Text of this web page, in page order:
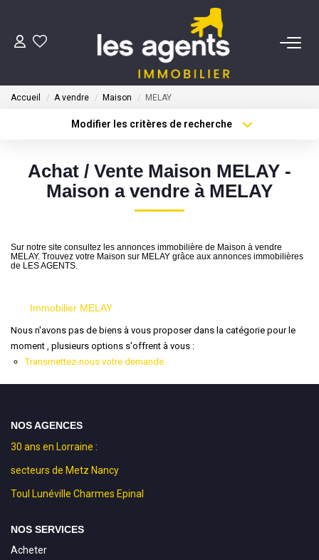
ACHETER
CONTACT
ESTIMATION
Accueil A vendre Maison MELAY
Modifier les critères de recherche
Sélectionnez...
Type de bien
Surface min
Créer une alerte
Achat / Vente Maison MELAY -
Maison a vendre à MELAY
Sur notre site consultez les annonces immobilière de Maison à vendre
MELAY. Trouvez votre Maison sur MELAY grâce aux annonces immobilières
de LES AGENTS.
Immobilier MELAY
Nous n'avons pas de biens à vous proposer dans la catégorie pour le
moment , plusieurs options s'offrent à vous :
Transmettez-nous votre demande
NOS AGENCES
30 ans en Lorraine :
secteurs de Metz Nancy
Toul Lunéville Charmes Epinal
NOS SERVICES
Acheter